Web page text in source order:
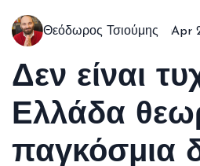
Θεόδωρος Τσιούμης Apr
Δεν είναι
Ελλάδα
παγκόσμια